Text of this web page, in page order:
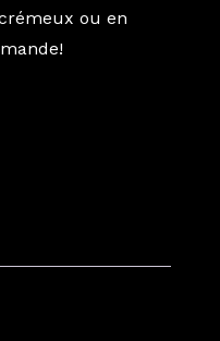
ou en